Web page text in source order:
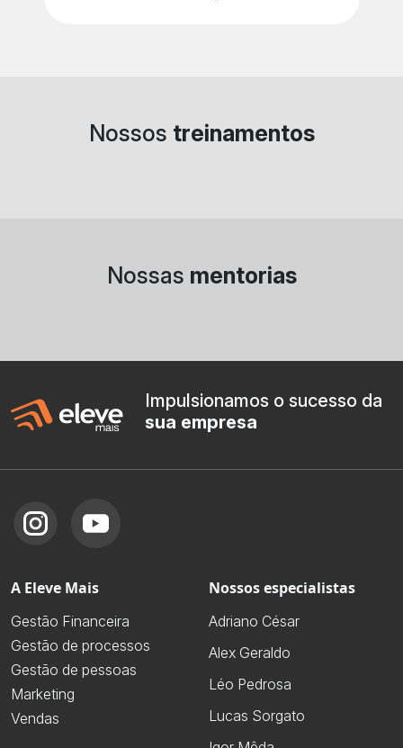
Nossos treinamentos
Nossas mentorias
Impulsionamos o sucesso da
sua empresa
A Eleve Mais
Gestão Financeira
Gestão de processos
Gestão de pessoas
Marketing
Vendas
Nossos especialistas
Adriano César
Alex Geraldo
Léo Pedrosa
Lucas Sorgato